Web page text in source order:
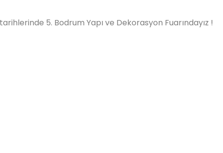
5. Bodrum Yapı ve Dekorasyon Fuarındayız !